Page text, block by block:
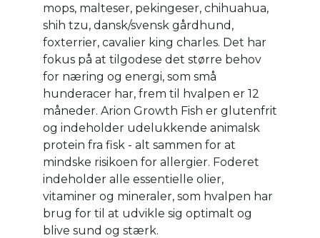
mops, malteser, pekingeser, chihuahua,
shih tzu, dansk/svensk gårdhund,
foxterrier, cavalier king charles. Det har
fokus på at tilgodese det større behov
for næring og energi, som små
hunderacer har, frem til hvalpen er 12
måneder. Arion Growth Fish er glutenfrit
og indeholder udelukkende animalsk
protein fra fisk - alt sammen for at
mindske risikoen for allergier. Foderet
indeholder alle essentielle olier,
vitaminer og mineraler, som hvalpen har
brug for til at udvikle sig optimalt og
blive sund og stærk.